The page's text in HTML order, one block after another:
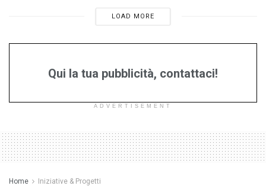
LOAD MORE
Qui la tua pubblicità, contattaci!
ADVERTISEMENT
Home Iniziative & Progetti